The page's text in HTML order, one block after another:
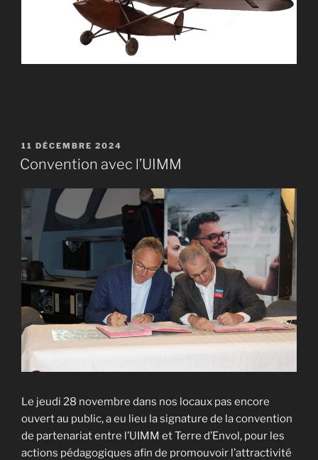
PUBLIÉ
LE
11 DÉCEMBRE 2024
Convention avec l’UIMM
Le jeudi 28 novembre dans nos locaux pas encore
ouvert au public, a eu lieu la signature de la convention
de partenariat entre l’UIMM et Terre d’Envol, pour les
actions pédagogiques afin de promouvoir l’attractivité